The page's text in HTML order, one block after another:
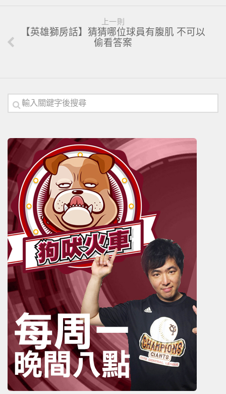
上一則
【英雄獅房話】猜猜哪位球員有腹肌 不可以
偷看答案